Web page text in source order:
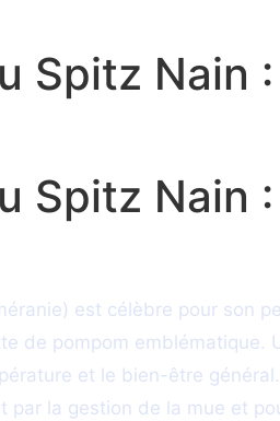
Spitz Nain
Spitz Nain
est célèbre pour son
de pompom
et le bien-être
par la gestion de la mue et